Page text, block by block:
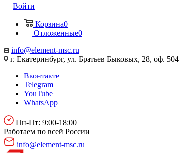
Войти
Корзина0
Отложенные0
info@element-msc.ru
г. Екатеринбург, ул. Братьев Быковых, 28, оф. 504
Вконтакте
Telegram
YouTube
WhatsApp
Пн-Пт: 9:00-18:00
Работаем по всей России
info@element-msc.ru